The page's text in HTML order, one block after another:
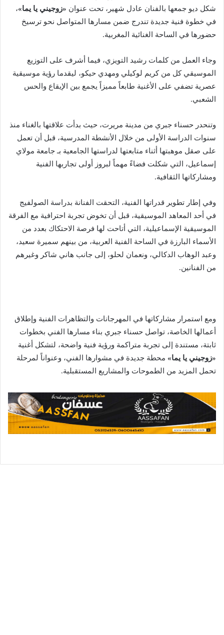
شكل ديو جمعها بالفنان عادل شهير ، تحت عنوان «زوجيني يا يما»،
في خطوة فنية جديدة تندرج ضمن مسارها المتواصل نحو ترسيخ
حضورها في الساحة الغنائية المغربية.
وجاء العمل من كلمات رشيد التويزي، فيما أشرف على التوزيع
الموسيقي كل منكريم لوكيلي ومهدي حيكو، ليقدما رؤية موسيقية
عصرية تضفي على الأغنية طابعاً مميزاً يجمع بين الإيقاع والحس
الشعبي.
وتنحدر حسناء جبري من مدينة مريرت، حيث بدأت علاقتها بالغناء منذ
سنوات الدراسة الأولى من خلال الأنشطة المدرسية، قبل أن تعمل
على صقل موهبتها أثناء متابعتها لدراستها الجامعية بـ جامعة مولاي
إسماعيل، التي شكلت فضاءً مهماً لبروز أولى تجاربها الفنية
ومشاركاتها الثقافية.
وفي إطار تطوير قدراتها الفنية، التحقت الفنانة بدراسة الصولفيج
في أحد المعاهد الموسيقية، قبل أن تخوض تجربة احترافية مع الفرقة
الموسيقية الإسماعيلية، التي أتاحت لها فرصة الاحتكاك بعدد من
الأسماء البارزة في الساحة الفنية العربية، من بينهم سميرة سعيد،
وعبد الوهاب الدكالي، ونعمان لحلو، إلى جانب هاني شاكر وغيرهم
من الفنانين.
ومع استمرار مشاركاتها في المهرجانات والتظاهرات الفنية وإطلاق
أعمالها الخاصة، تواصل حسناء جبري بناء مسارها الفني بخطوات
ثابتة، مستندة إلى تجربة متراكمة ورؤية فنية واضحة، لتشكل أغنية
«زوجيني يا يما» محطة جديدة في مشوارها الفني، وعنواناً لمرحلة
تحمل المزيد من الطموحات والمشاريع المستقبلية.